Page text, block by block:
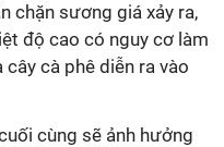
chặn sương giá xảy ra,
độ cao có nguy cơ làm
cà phê diễn ra vào
cùng sẽ ảnh hưởng